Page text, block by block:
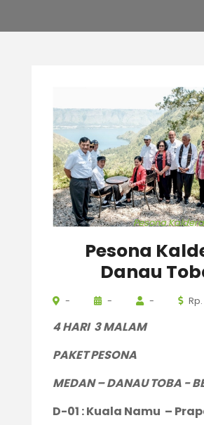
Pesona
Pesona
Danau
- - -
4 HARI 3 MALAM
PAKET PESONA
MEDAN – DANAU TOBA -
D-01 : Kuala Namu –